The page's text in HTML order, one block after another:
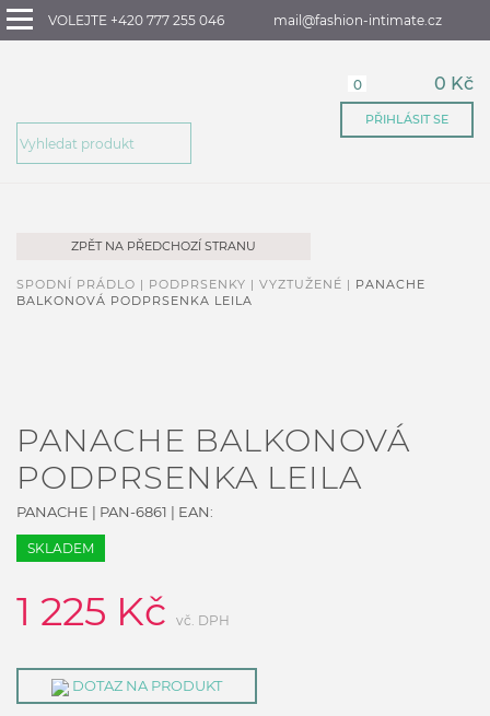
VOLEJTE +420 777 255 046 mail@fashion-intimate.cz
0 0 Kč
PŘIHLÁSIT SE
ZPĚT NA PŘEDCHOZÍ STRANU
SPODNÍ PRÁDLO | PODPRSENKY | VYZTUŽENÉ | PANACHE
BALKONOVÁ PODPRSENKA LEILA
PANACHE BALKONOVÁ
PODPRSENKA LEILA
PANACHE | PAN-6861 | EAN:
SKLADEM
1 225 Kč vč. DPH
DOTAZ NA PRODUKT